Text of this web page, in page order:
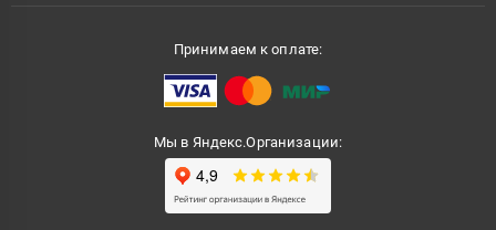
Принимаем к оплате:
Мы в Яндекс.Организации: